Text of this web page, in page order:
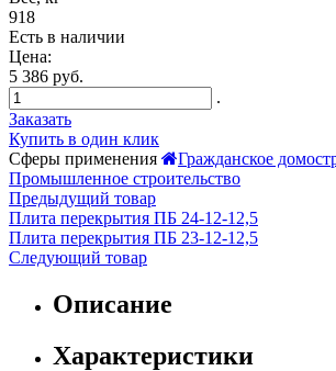
918
Есть в наличии
Цена:
5 386 руб.
.
Заказать
Купить в один клик
Сферы применения
Гражданское
Промышленное строительство
Предыдущий товар
Плита перекрытия ПБ 24-12-12,5
Плита перекрытия ПБ 23-12-12,5
Следующий товар
Описание
Характеристики